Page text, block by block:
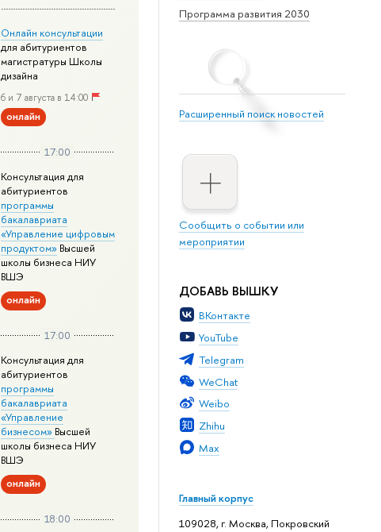
Программа развития 2030
Расширенный поиск новостей
Сообщить о событии или
мероприятии
ДОБАВЬ ВЫШКУ
ВКонтакте
YouTube
Telegram
WeChat
Weibo
Zhihu
Max
Главный корпус
109028, г. Москва, Покровский
Онлайн консультации
для абитуриентов
магистратуры Школы
дизайна
6 и 7 августа в 14:00
онлайн
17:00
Консультация для
абитуриентов
программы
бакалавриата
«Управление цифровым
продуктом»Высшей
школы бизнеса НИУ
ВШЭ
онлайн
17:00
Консультация для
абитуриентов
программы
бакалавриата
«Управление
бизнесом» Высшей
школы бизнеса НИУ
ВШЭ
онлайн
18:00